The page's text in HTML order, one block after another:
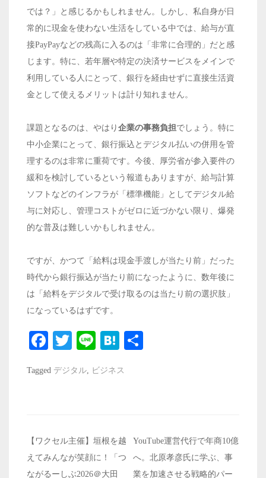
では？」と感じるかもしれません。しかし、私自身が日
常的に現金を使わない生活をしている中では、給与が直
接PayPayなどの残高に入るのは「非常に合理的」だと感
じます。特に、若年層や特定の決済サービスをメインで
利用している人にとって、銀行を経由せずに直接生活資
金として使えるメリットは計り知れません。
課題となるのは、やはり 企業の事務負担でしょう。特に
中小企業にとって、銀行振込とデジタル払いの併用を管
理するのは非常に重荷です。今後、厚労省が参入要件の
緩和を検討しているという報道もありますが、給与計算
ソフトなどのインフラが「標準機能」としてデジタル給
与に対応し、管理コストがゼロに近づかない限り、爆発
的な普及は難しいかもしれません。
ですが、かつて「給料は現金手渡しが当たり前」だった
時代から銀行振込が当たり前になったように、数年後に
は「給料をデジタルで受け取るのは当たり前の選択肢」
になっているはずです。
Fa
bo
T
tte
Li
H
en
Tagged デジタル, ビジネス
投
稿
【ワクセル主催】垣根を越
えてみんなが笑顔に！「つ
ながるーしぶ2026＠大田
YouTube運営代行で年商10億
へ。北原孝彦氏に学ぶ、事
業を加速させる戦略的パー